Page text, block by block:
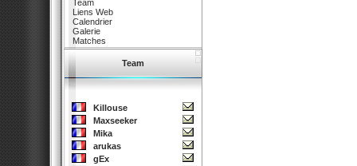
Team
Liens Web
Calendrier
Galerie
Matches
Team
Killouse
Maxseeker
Mika
arukas
gEx